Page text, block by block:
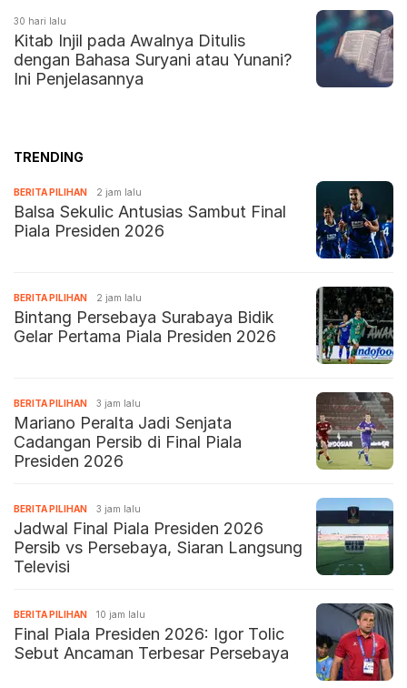
30 hari lalu
Kitab Injil pada Awalnya Ditulis
dengan Bahasa Suryani atau Yunani?
Ini Penjelasannya
TRENDING
BERITA PILIHAN 2 jam lalu
Balsa Sekulic Antusias Sambut Final
Piala Presiden 2026
BERITA PILIHAN 2 jam lalu
Bintang Persebaya Surabaya Bidik
Gelar Pertama Piala Presiden 2026
BERITA PILIHAN 3 jam lalu
Mariano Peralta Jadi Senjata
Cadangan Persib di Final Piala
Presiden 2026
BERITA PILIHAN 3 jam lalu
Jadwal Final Piala Presiden 2026
Persib vs Persebaya, Siaran Langsung
Televisi
BERITA PILIHAN 10 jam lalu
Final Piala Presiden 2026: Igor Tolic
Sebut Ancaman Terbesar Persebaya